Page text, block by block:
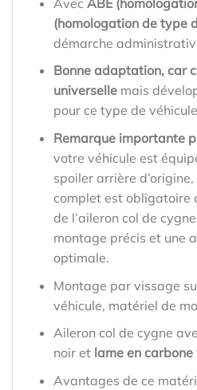
(homologation de type
démarche
Bonne adaptation, car
universellemais
pour ce type de
Remarque importante
votre véhicule est
spoiler arrière
complet est obligatoire
de l’aileron col de
montage précis et une
optimale.
Montage par vissage
véhicule, matériel de
Aileron col de cygne
noir et lame en
Avantages de ce